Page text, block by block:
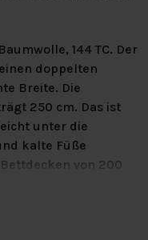
144 TC. Der
doppelten
Breite. Die
250 cm. Das ist
unter die
kalte Füße
von 200